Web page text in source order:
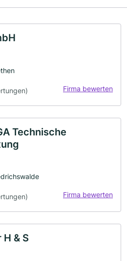
Firma bewerten
Technische
Firma bewerten
& S